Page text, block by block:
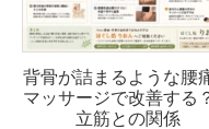
背骨が詰まるような腰
マッサージで改善する
立筋との関係